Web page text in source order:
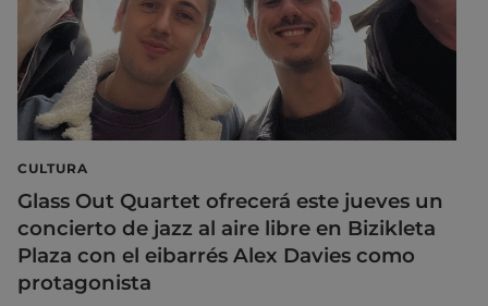
CULTURA
Glass Out Quartet ofrecerá este jueves un
concierto de jazz al aire libre en Bizikleta
Plaza con el eibarrés Alex Davies como
protagonista